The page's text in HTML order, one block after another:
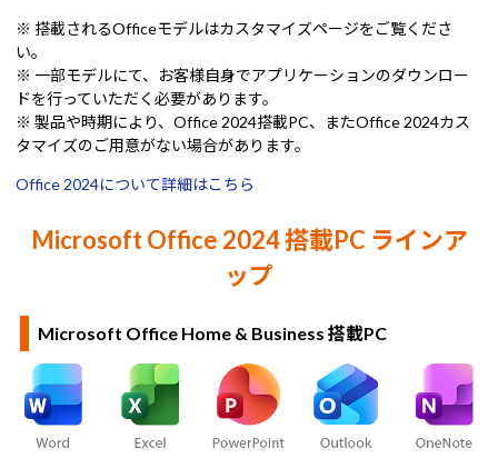
※ 搭載されるOfficeモデルはカスタマイズページをご覧くださ
い。
※ 一部モデルにて、お客様自身でアプリケーションのダウンロー
ドを行っていただく必要があります。
※ 製品や時期により、Office 2024搭載PC、またOffice 2024カス
タマイズのご用意がない場合があります。
Office 2024について詳細はこちら
Microsoft Office 2024 搭載PC ラインア
ップ
Microsoft Office Home & Business 搭載PC